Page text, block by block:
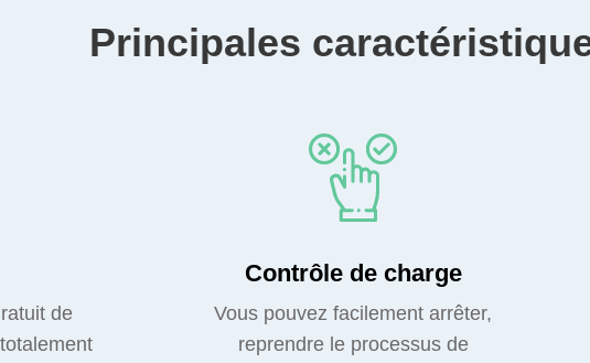
Principales
de
Contrôle de charge
Vous pouvez facilement arrêter,
reprendre le processus de